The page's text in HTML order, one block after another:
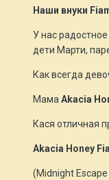
Наши внуки
У нас
дети Марти,
Как всегда
Мама Akacia
Кася отличная
Akacia Honey
(Midnight